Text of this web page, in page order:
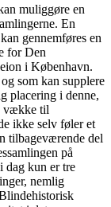
muliggøre en
En
gennemføres en
for Den
i København.
som kan supplere
placering i denne,
vække til
ikke selv føler et
tilbageværende del
på
dag kun er tre
nemlig